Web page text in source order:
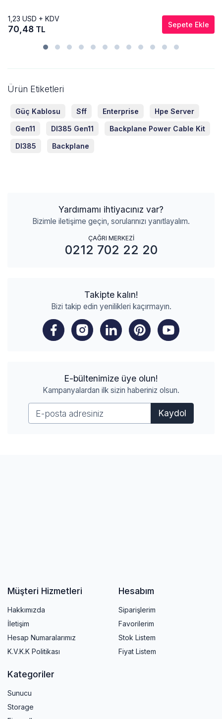
1,23 USD + KDV
70,48 TL Sepete Ekle
Ürün Etiketleri
Güç Kablosu Sff Enterprise Hpe Server
Gen11 Dl385 Gen11 Backplane Power Cable Kit
Dl385 Backplane
Yardımamı ihtiyacınız var?
Bizimle iletişime geçin, sorularınızı yanıtlayalım.
ÇAĞRI MERKEZİ
0212 702 22 20
Takipte kalın!
Bizi takip edin yenilikleri kaçırmayın.
E-bültenimize üye olun!
Kampanyalardan ilk sizin haberiniz olsun.
Kaydol
Müşteri Hizmetleri
Hakkımızda
İletişim
Hesap Numaralarımız
K.V.K.K Politikası
Hesabım
Siparişlerim
Favorilerim
Stok Listem
Fiyat Listem
Kategoriler
Sunucu
Storage